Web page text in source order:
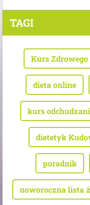
TAGI
Kurs
dieta online
kurs
dietetyk
poradnik
noworoczna lista